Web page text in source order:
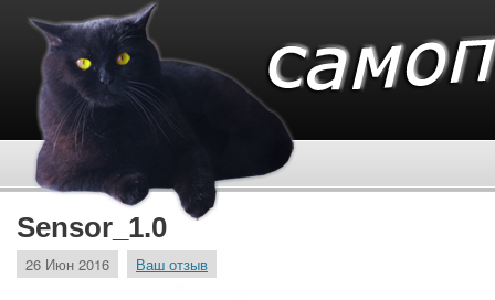
Sensor_1.0
26 Июн 2016 Ваш отзыв